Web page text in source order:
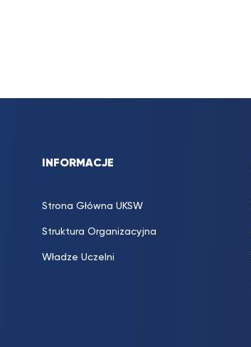
INFORMACJE
Strona Główna UKSW
Struktura Organizacyjna
Władze Uczelni